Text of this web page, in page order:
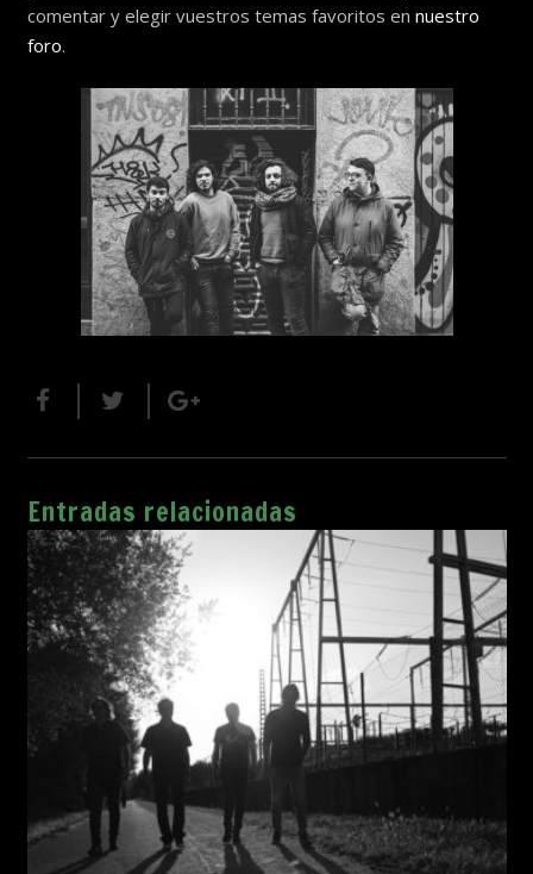
comentar y elegir vuestros temas favoritos en nuestro
foro.
Entradas relacionadas